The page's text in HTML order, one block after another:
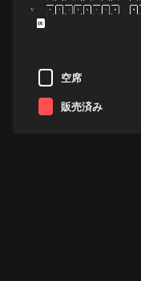
V 1 2 4 5 6 7 8 9
空席
販売済み